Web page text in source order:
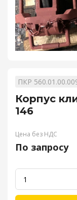
ПКР
Корпус
146
Цена без НДС
По запросу